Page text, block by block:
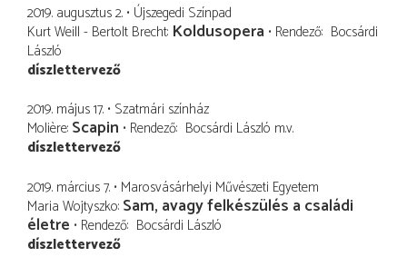
2019. augusztus 2. Újszegedi Színpad
Kurt Weill - Bertolt Brecht Koldusopera Rendező Bocsárdi
László
díszlettervező
2019. május 17. Szatmári színház
Molière Scapin Rendező Bocsárdi László m.v.
díszlettervező
2019. március 7. Marosvásárhelyi Művészeti Egyetem
Maria Wojtyszko Sam, avagy felkészülés a családi
életre Rendező Bocsárdi László
díszlettervező